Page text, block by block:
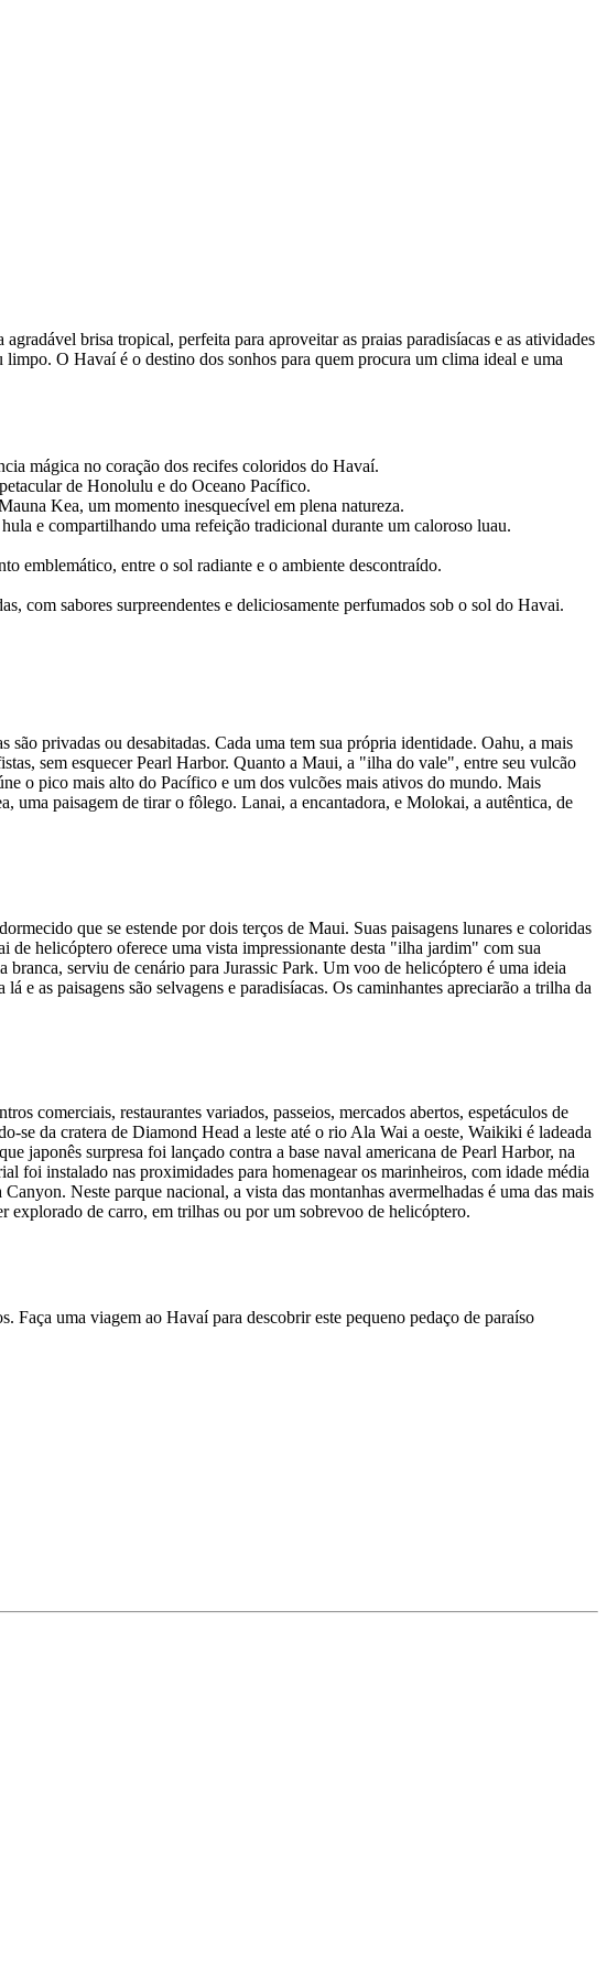
brisa tropical, perfeita para aproveitar as praias paradisíacas e as atividades
O Havaí é o destino dos sonhos para quem procura um clima ideal e uma
mágica no coração dos recifes coloridos do Havaí.
de Honolulu e do Oceano Pacífico.
Kea, um momento inesquecível em plena natureza.
e compartilhando uma refeição tradicional durante um caloroso luau.
emblemático, entre o sol radiante e o ambiente descontraído.
com sabores surpreendentes e deliciosamente perfumados sob o sol do Havai.
privadas ou desabitadas. Cada uma tem sua própria identidade. Oahu, a mais
sem esquecer Pearl Harbor. Quanto a Maui, a "ilha do vale", entre seu vulcão
o pico mais alto do Pacífico e um dos vulcões mais ativos do mundo. Mais
paisagem de tirar o fôlego. Lanai, a encantadora, e Molokai, a autêntica, de
que se estende por dois terços de Maui. Suas paisagens lunares e coloridas
helicóptero oferece uma vista impressionante desta "ilha jardim" com sua
branca, serviu de cenário para Jurassic Park. Um voo de helicóptero é uma ideia
as paisagens são selvagens e paradisíacas. Os caminhantes apreciarão a trilha da
comerciais, restaurantes variados, passeios, mercados abertos, espetáculos de
se da cratera de Diamond Head a leste até o rio Ala Wai a oeste, Waikiki é ladeada
japonês surpresa foi lançado contra a base naval americana de Pearl Harbor, na
foi instalado nas proximidades para homenagear os marinheiros, com idade média
Neste parque nacional, a vista das montanhas avermelhadas é uma das mais
de carro, em trilhas ou por um sobrevoo de helicóptero.
Faça uma viagem ao Havaí para descobrir este pequeno pedaço de paraíso